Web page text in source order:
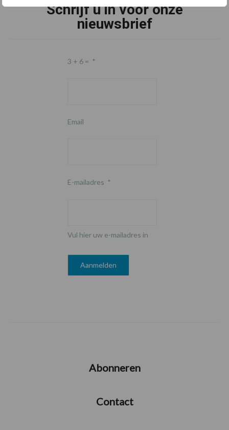
Schrijf u in voor onze
nieuwsbrief
3 + 6 = *
Email
E-mailadres *
Vul hier uw e-mailadres in
Abonneren
Contact